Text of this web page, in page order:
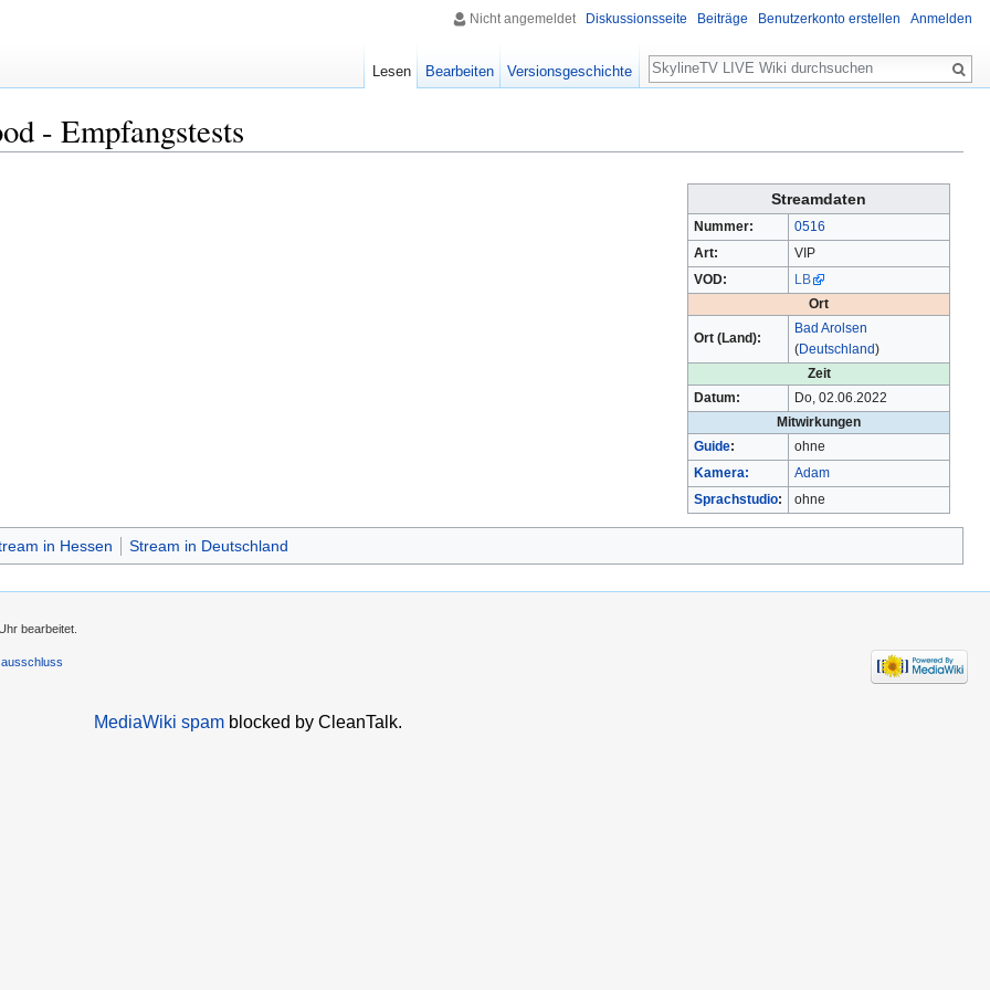
- Empfangstests
Streamdaten
Nummer:
0516
Art:
VIP
VOD:
LB
Ort
Ort (Land):
Bad Arolsen
(Deutschland)
Zeit
Datum:
Do, 02.06.2022
Mitwirkungen
Guide:
ohne
Kamera:
Adam
Sprachstudio: ohne
in Hessen Stream in Deutschland
Nicht angemeldet Diskussionsseite Beiträge Benutzerkonto erstellen Anmelden
Lesen Bearbeiten Versionsgeschichte
Suche
bearbeitet.
MediaWiki spamblocked by CleanTalk.